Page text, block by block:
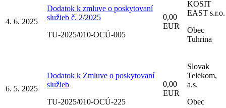
4. 6. 2025
Dodatok k zmluve o poskytovaní
služieb č. 2/2025
TU-2025/010-OCÚ-005
0,00
EUR
KOSIT
EAST s.r.o.
Obec
Tuhrina
6. 5. 2025
Dodatok k Zmluve o poskytovaní
služieb
TU-2025/010-OCÚ-225
0,00
EUR
Slovak
Telekom,
a.s.
Obec